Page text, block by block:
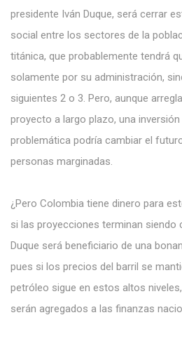
presidente Iván Duque, será cerrar
social entre los sectores de la
titánica, que probablemente tendrá
solamente por su administración,
siguientes 2 o 3. Pero, aunque
proyecto a largo plazo, una
problemática podría cambiar el
personas marginadas.
¿Pero Colombia tiene dinero para
si las proyecciones terminan siendo
Duque será beneficiario de una
pues si los precios del barril se
petróleo sigue en estos altos
serán agregados a las finanzas